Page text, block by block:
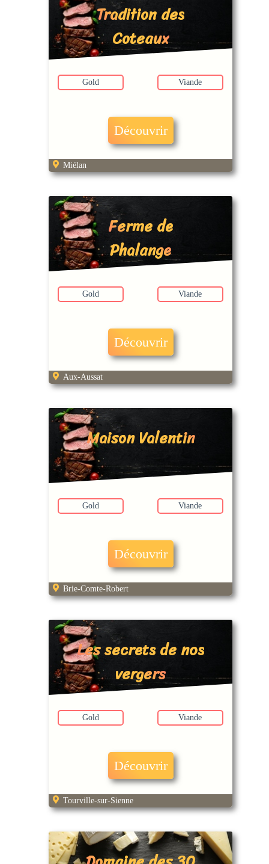
Tradition des
Coteaux
Gold Viande
Découvrir
Miélan
Ferme de
Phalange
Gold Viande
Découvrir
Aux-Aussat
Maison Valentin
Gold Viande
Découvrir
Brie-Comte-Robert
Les secrets de nos
vergers
Gold Viande
Découvrir
Tourville-sur-Sienne